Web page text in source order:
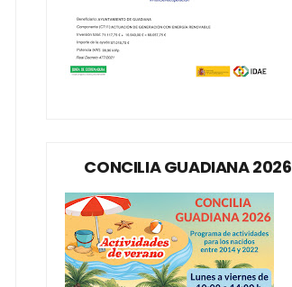
CONCILIA GUADIANA 2026